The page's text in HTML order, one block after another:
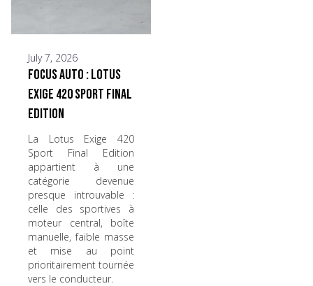
July 7, 2026
Focus Auto : Lotus
Exige 420 Sport Final
Edition
La Lotus Exige 420
Sport Final Edition
appartient à une
catégorie devenue
presque introuvable :
celle des sportives à
moteur central, boîte
manuelle, faible masse
et mise au point
prioritairement tournée
vers le conducteur.